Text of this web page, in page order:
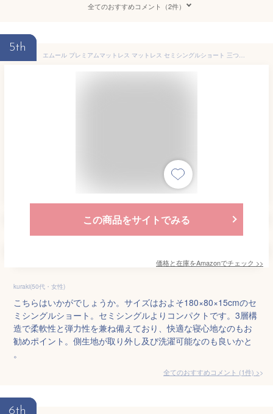
全てのおすすめコメント（2件）
5th
エムール プレミアムマットレス マットレス セミシングルショート 三つ折り 3層構造 高反発 極厚 約15㎝
この商品をサイトでみる
価格と在庫をAmazonでチェック >>
kuraki(50代・女性)
こちらはいかがでしょうか。サイズはおよそ180×80×15cmのセ
ミシングルショート。セミシングルよりコンパクトです。3層構
造で柔軟性と弾力性を兼ね備えており、快適な寝心地なのもお
勧めポイント。側生地が取り外し及び洗濯可能なのも良いかと
。
全てのおすすめコメント (1件) >
6th